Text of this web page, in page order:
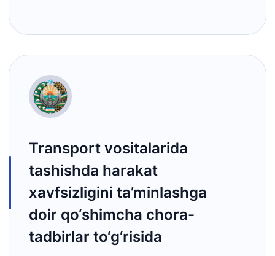
Transport vositalarida
tashishda harakat
xavfsizligini ta’minlashga
doir qo‘shimcha chora-
tadbirlar to‘g‘risida